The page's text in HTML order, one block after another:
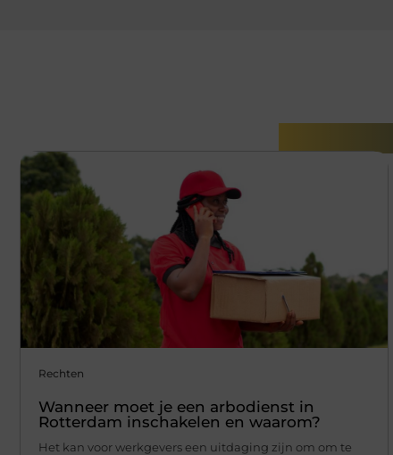
Rechten
Wanneer moet je een arbodienst in
Rotterdam inschakelen en waarom?
Het kan voor werkgevers een uitdaging zijn om om te